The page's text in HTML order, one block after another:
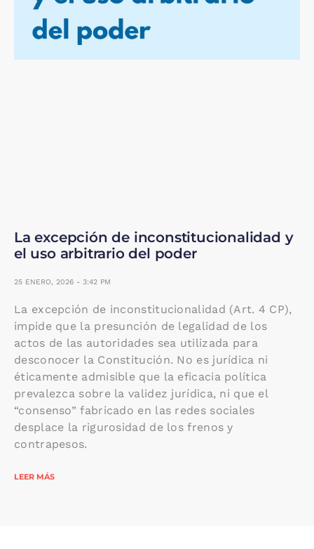
La excepción de inconstitucionalidad y
el uso arbitrario del poder
25 ENERO, 2026 3:42 PM
La excepción de inconstitucionalidad (Art. 4 CP),
impide que la presunción de legalidad de los
actos de las autoridades sea utilizada para
desconocer la Constitución. No es jurídica ni
éticamente admisible que la eficacia política
prevalezca sobre la validez jurídica, ni que el
“consenso” fabricado en las redes sociales
desplace la rigurosidad de los frenos y
contrapesos.
LEER MÁS